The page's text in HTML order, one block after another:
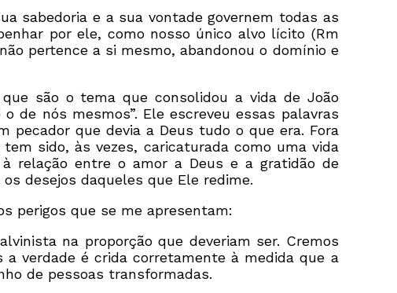
sabedoria e a sua vontade governem todas as
por ele, como nosso único alvo lícito (Rm
pertence a si mesmo, abandonou o domínio e
são o tema que consolidou a vida de João
de nós mesmos”. Ele escreveu essas palavras
pecador que devia a Deus tudo o que era. Fora
sido, às vezes, caricaturada como uma vida
relação entre o amor a Deus e a gratidão de
desejos daqueles que Ele redime.
perigos que se me apresentam:
na proporção que deveriam ser. Cremos
verdade é crida corretamente à medida que a
de pessoas transformadas.